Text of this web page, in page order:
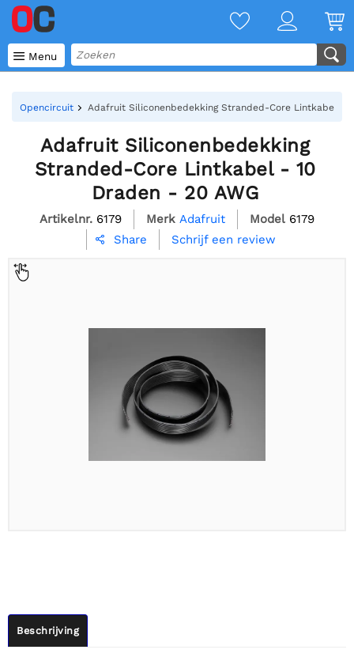
 Menu
Opencircuit Adafruit Siliconenbedekking Stranded-Core Lintkabel -
Adafruit Siliconenbedekking
Stranded-Core Lintkabel - 10
Draden - 20 AWG
Artikelnr. 6179 Merk Adafruit Model 6179
 Share Schrijf een review
Beschrijving